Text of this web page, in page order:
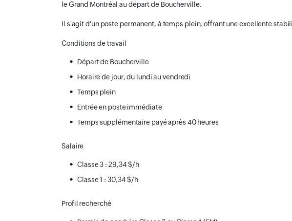
le Grand Montréal au départ de Boucherville.
Il s'agit d'un poste permanent, à temps plein, offrant une excellente
Conditions de travail
Départ de Boucherville
Horaire de jour, du lundi au vendredi
Temps plein
Entrée en poste immédiate
Temps supplémentaire payé après 40 heures
Salaire
Classe 3 : 29,34 $/h
Classe 1 : 30,34 $/h
Profil recherché